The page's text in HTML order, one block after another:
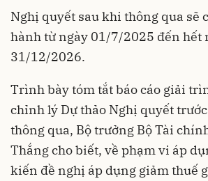
Nghị quyết sau khi thông qua sẽ
hành từ ngày 01/7/2025 đến hết
31/12/2026.
Trình bày tóm tắt báo cáo giải
chỉnh lý Dự thảo Nghị quyết
thông qua, Bộ trưởng Bộ Tài
Thắng cho biết, về phạm vi áp
kiến đề nghị áp dụng giảm thuế